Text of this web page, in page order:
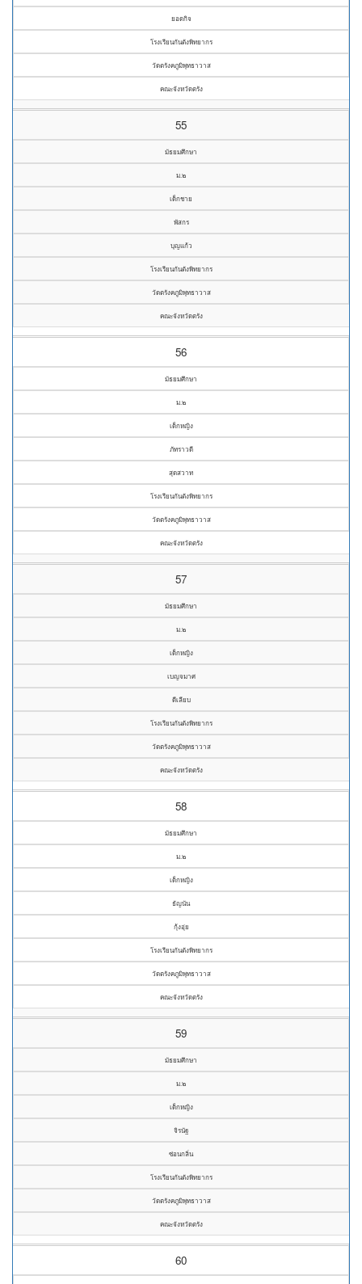
ยอดกิจ
โรงเรียนกันตังพิทยากร
วัดตรังคภูมิพุทธาวาส
คณะจังหวัดตรัง
55
มัธยมศึกษา
ม.๒
เด็กชาย
พัสกร
บุญแก้ว
โรงเรียนกันตังพิทยากร
วัดตรังคภูมิพุทธาวาส
คณะจังหวัดตรัง
56
มัธยมศึกษา
ม.๒
เด็กหญิง
ภัทราวดี
สุดสวาท
โรงเรียนกันตังพิทยากร
วัดตรังคภูมิพุทธาวาส
คณะจังหวัดตรัง
57
มัธยมศึกษา
ม.๒
เด็กหญิง
เบญจมาศ
ดีเลียบ
โรงเรียนกันตังพิทยากร
วัดตรังคภูมิพุทธาวาส
คณะจังหวัดตรัง
58
มัธยมศึกษา
ม.๒
เด็กหญิง
ธัญนัน
กุ้งอุ่ย
โรงเรียนกันตังพิทยากร
วัดตรังคภูมิพุทธาวาส
คณะจังหวัดตรัง
59
มัธยมศึกษา
ม.๒
เด็กหญิง
จิรนัฐ
ซ่อนกลิ่น
โรงเรียนกันตังพิทยากร
วัดตรังคภูมิพุทธาวาส
คณะจังหวัดตรัง
60